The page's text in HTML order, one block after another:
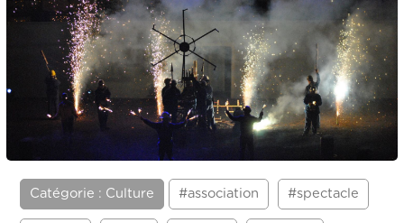
Catégorie : Culture #association #spectacle